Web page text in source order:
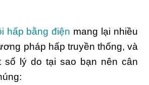
hấp bằng điện mang lại nhiều
pháp hấp truyền thống, và
số lý do tại sao bạn nên cân